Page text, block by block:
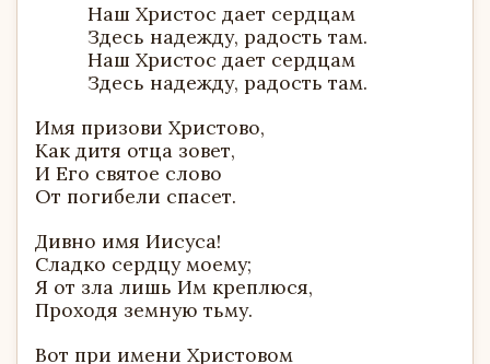
Наш Христос дает сердцам
Здесь надежду, радость там.
Наш Христос дает сердцам
Здесь надежду, радость там.
Имя призови Христово,
Как дитя отца зовет,
И Его святое слово
От погибели спасет.
Дивно имя Иисуса!
Сладко сердцу моему;
Я от зла лишь Им креплюся,
Проходя земную тьму.
Вот при имени Христовом